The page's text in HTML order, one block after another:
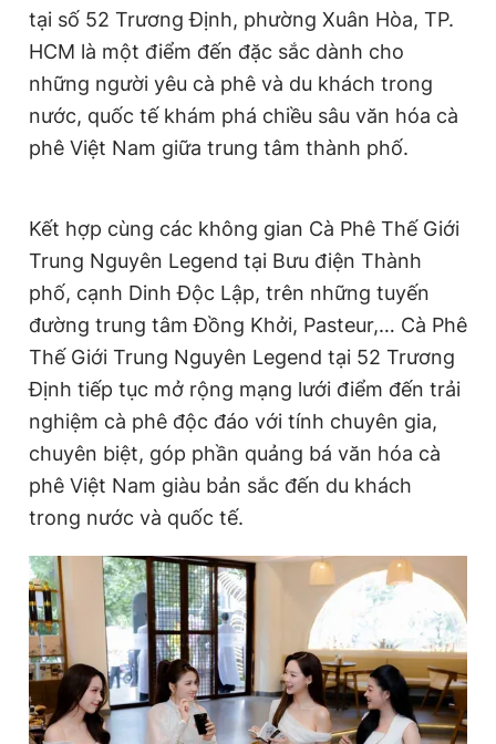
tại số 52 Trương Định, phường Xuân Hòa, TP.
HCM là một điểm đến đặc sắc dành cho
những người yêu cà phê và du khách trong
nước, quốc tế khám phá chiều sâu văn hóa cà
phê Việt Nam giữa trung tâm thành phố.
Kết hợp cùng các không gian Cà Phê Thế Giới
Trung Nguyên Legend tại Bưu điện Thành
phố, cạnh Dinh Độc Lập, trên những tuyến
đường trung tâm Đồng Khởi, Pasteur,… Cà Phê
Thế Giới Trung Nguyên Legend tại 52 Trương
Định tiếp tục mở rộng mạng lưới điểm đến trải
nghiệm cà phê độc đáo với tính chuyên gia,
chuyên biệt, góp phần quảng bá văn hóa cà
phê Việt Nam giàu bản sắc đến du khách
trong nước và quốc tế.